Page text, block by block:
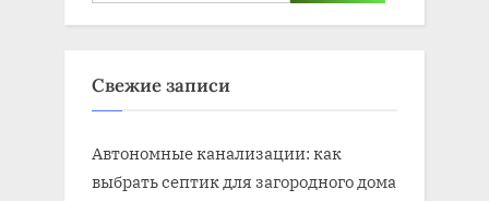
Свежие записи
Автономные канализации: как
выбрать септик для загородного дома